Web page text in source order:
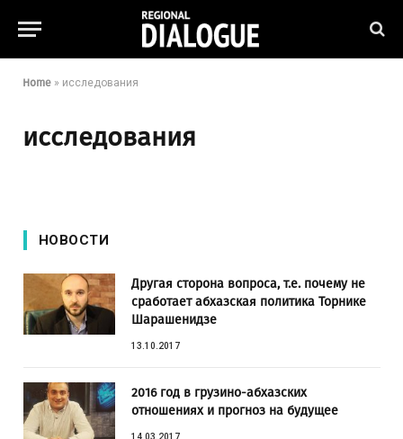
Home » исследования
исследования
НОВОСТИ
Другая сторона вопроса, т.е. почему не
сработает абхазская политика Торнике
Шарашенидзе
13.10.2017
2016 год в грузино-абхазских
отношениях и прогноз на будущее
14.03.2017